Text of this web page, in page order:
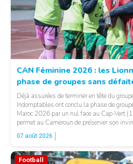
CAN Féminine 2026 : les
phase de groupes sans
Déjà assurées de terminer en tête du
Indomptables ont conclu la phase de
Maroc 2026 par un nul face au Cap-Vert
permet au Cameroun de préserver son
les choses sérieuses. Les Camerounaises
contrôle des opérations […]
07 août 2026
Football